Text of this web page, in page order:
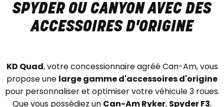
SPYDER OU CANYON AVEC DES
ACCESSOIRES D'ORIGINE
KD Quad, votre concessionnaire agréé Can-Am, vous
propose une large gamme d'accessoires d'origine
pour personnaliser et optimiser votre véhicule 3 roues.
Que vous possédiez un Can-Am Ryker, Spyder F3,